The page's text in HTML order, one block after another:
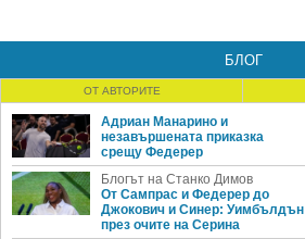
БЛОГ
ОТ АВТОРИТЕ
Адриан Манарино и
незавършената приказка
срещу Федерер
Блогът на Станко Димов
От Сампрас и Федерер до
Джокович и Синер: Уимбълдън
през очите на Серина